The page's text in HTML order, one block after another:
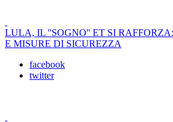
LULA, IL ''SOGNO'' ET SI
E MISURE DI SICUREZZA
facebook
twitter